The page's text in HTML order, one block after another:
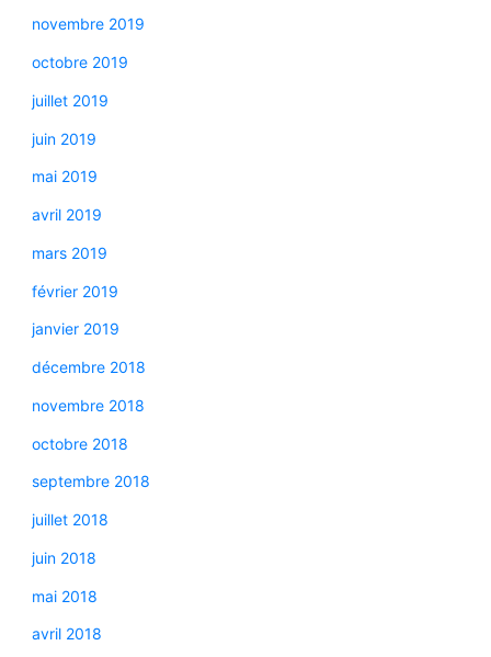
novembre 2019
octobre 2019
juillet 2019
juin 2019
mai 2019
avril 2019
mars 2019
février 2019
janvier 2019
décembre 2018
novembre 2018
octobre 2018
septembre 2018
juillet 2018
juin 2018
mai 2018
avril 2018